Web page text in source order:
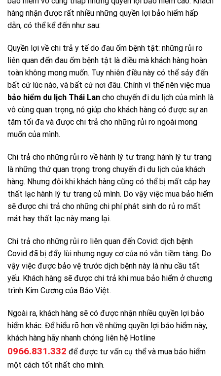
hàng nhận được rất nhiều những quyền lợi bảo hiểm hấp
dẫn, có thể kể đến như sau:
Quyền lợi về chi trả y tế do đau ốm bệnh tật: những rủi ro
liên quan đến đau ốm bệnh tật là điều mà khách hàng hoàn
toàn không mong muốn. Tuy nhiên điều này có thể sảy đến
bất cứ lúc nào, và bất cứ nơi đâu. Chính vì thế nên việc mua
bảo hiểm du lịch Thái Lan cho chuyến đi du lịch của mình là
vô cùng quan trọng, nó giúp cho khách hàng có được sự an
tâm tối đa và được chi trả cho những rủi ro ngoài mong
muốn của mình.
Chi trả cho những rủi ro về hành lý tư trang: hành lý tư trang
là những thứ quan trọng trong chuyến đi du lịch của khách
hàng. Nhưng đôi khi khách hàng cũng có thể bị mất cắp hay
thất lạc hành lý tư trang củ mình. Do vậy việc mua bảo hiểm
sẽ được chi trả cho những chi phí phát sinh do rủ ro mất
mát hay thất lạc này mang lại.
Chi trả cho những rủi ro liên quan đến Covid: dịch bệnh
Covid đã bị đẩy lùi nhưng nguy cơ của nó vẫn tiềm tàng. Do
vậy việc được bảo vệ trước dịch bệnh này là nhu cầu tất
yếu. Khách hàng sẽ được chi trả khi mua bảo hiểm ở chương
trình Kim Cương của Bảo Việt.
Ngoài ra, khách hàng sẽ có được nhận nhiều quyền lợi bảo
hiểm khác. Để hiểu rõ hơn về những quyền lợi bảo hiểm này,
khách hàng hãy nhanh chóng liên hệ Hotline
0966.831.332 để được tư vấn cụ thể và mua bảo hiểm
một cách tốt nhất cho mình.